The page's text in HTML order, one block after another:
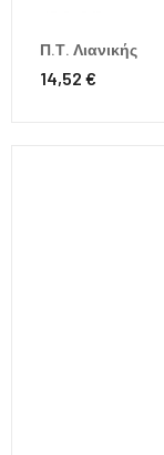
Π.Τ. Λιανικής
14,52 €